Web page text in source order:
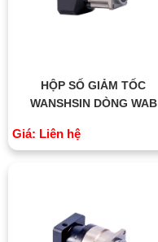
HỘP SỐ GIẢM TỐC
WANSHSIN DÒNG WAB
Giá: Liên hệ